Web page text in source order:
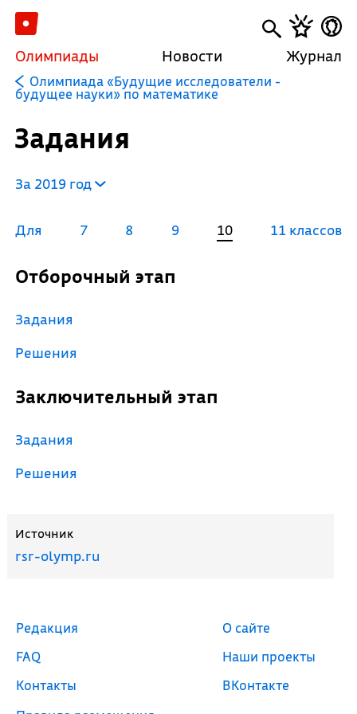
Олимпиады Новости Журнал
Олимпиада «Будущие исследователи -
будущее науки» по математике
Задания
За 2019 год
Для 7 8 9 10 11 классов
Отборочный этап
Задания
Решения
Заключительный этап
Задания
Решения
Источник
rsr-olymp.ru
Редакция
FAQ
Контакты
О сайте
Наши проекты
ВКонтакте